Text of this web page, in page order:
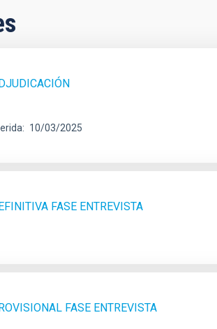
10/03/2025
FASE ENTREVISTA
FASE ENTREVISTA